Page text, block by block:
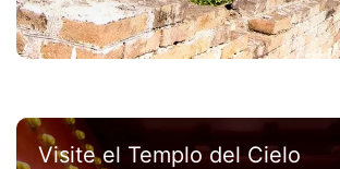
Visite el Templo del Cielo